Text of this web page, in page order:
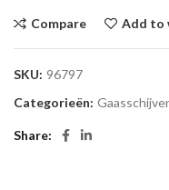
Compare Add to
SKU: 96797
Categorieën:
Share